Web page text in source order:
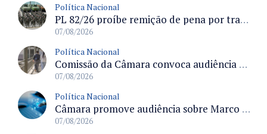
Política Nacional
PL 82/26 proíbe remição de pena por trabalho em funções militares para condenados por crimes contra o Estado Democrático de Direito
07/08/2026
Política Nacional
Comissão da Câmara convoca audiência para discutir misoginia nas escolas e universidades após divulgação de listas misóginas
07/08/2026
Política Nacional
Câmara promove audiência sobre Marco de Fomento à Economia Digital e impactos da inteligência artificial
07/08/2026